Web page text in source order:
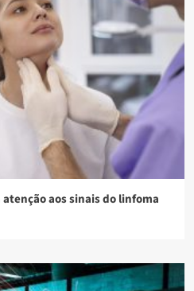
aos sinais do linfoma